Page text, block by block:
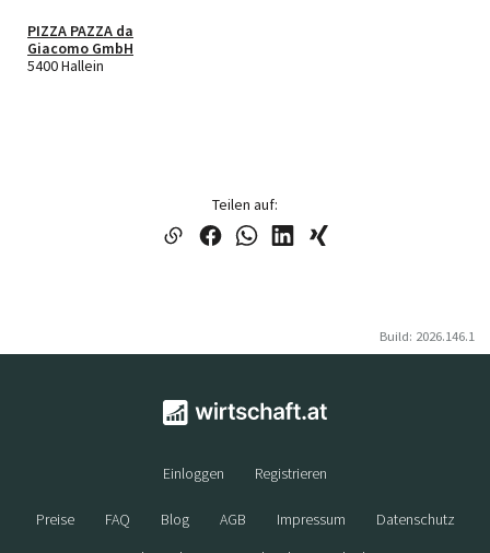
PIZZA PAZZA da
Giacomo GmbH
5400 Hallein
Teilen auf:
Build: 2026.146.1
Einloggen Registrieren
Preise FAQ Blog AGB Impressum
Datenschutz